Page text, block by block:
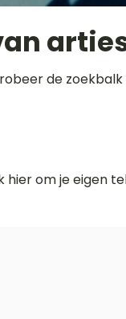
de
hier om je eigen